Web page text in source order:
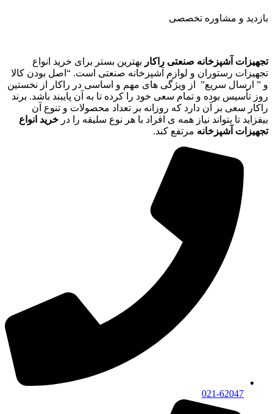
بازدید و مشاوره تخصصی
تجهیزات آشپزخانه صنعتی راکار بهترین بستر برای خرید انواع
تجهیزات رستوران و لوازم آشپزخانه صنعتی است. “اصل بودن کالا
و ” ارسال سریع” از ویژگی های مهم و اساسی در راکار از نخستین
روز تأسیس بوده و تمام سعی خود را کرده تا به آن پایبند باشد. برند
راکار سعی بر آن دارد که روزانه بر تعداد محصولات و تنوع آن
بیفزاید تا بتواند نیاز همه ی افراد با هر نوع سلیقه را در خرید انواع
تجهیزات آشپزخانه مرتفع کند.
021-62047